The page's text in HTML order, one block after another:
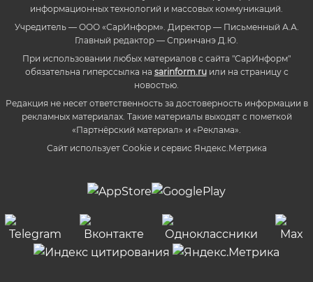
информационных технологий и массовых коммуникаций.
Учредитель — ООО «СарИнформ». Директор — Письменный А.А.
Главный редактор — Спринчанэ Д.Ю.
При использовании любых материалов с сайта "СарИнформ"
обязательна гиперссылка на sarinform.ruили на страницу с
новостью.
Редакция не несет ответственность за достоверность информации в
рекламных материалах. Такие материалы выходят с пометкой
«Партнёрский материал» и «Реклама».
Сайт использует Cookie и сервиc Яндекс.Метрика